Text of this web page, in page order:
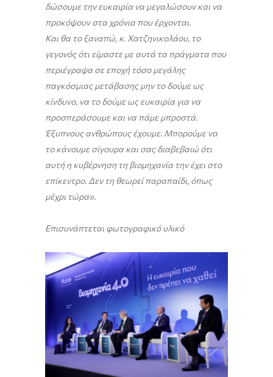
δώσουμε την ευκαιρία να μεγαλώσουν και να
προκόψουν στα χρόνια που έρχονται.
Και θα το ξαναπώ, κ. Χατζηνικολάου, το
γεγονός ότι είμαστε με αυτά τα πράγματα που
περιέγραψα σε εποχή τόσο μεγάλης
παγκόσμιας μετάβασης μην το δούμε ως
κίνδυνο, να το δούμε ως ευκαιρία για να
προσπεράσουμε και να πάμε μπροστά.
Έξυπνους ανθρώπους έχουμε. Μπορούμε να
το κάνουμε σίγουρα και σας διαβεβαιώ ότι
αυτή η κυβέρνηση τη βιομηχανία την έχει στο
επίκεντρο. Δεν τη θεωρεί παραπαίδι, όπως
μέχρι τώρα».
Επισυνάπτεται φωτογραφικό υλικό